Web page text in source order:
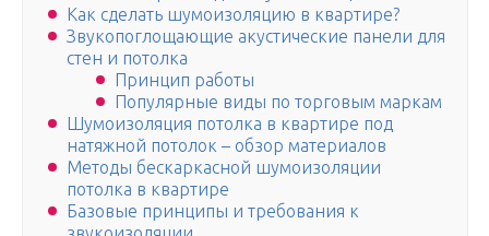
Как сделать шумоизоляцию в квартире?
Звукопоглощающие акустические панели для
стен и потолка
Принцип работы
Популярные виды по торговым маркам
Шумоизоляция потолка в квартире под
натяжной потолок – обзор материалов
Методы бескаркасной шумоизоляции
потолка в квартире
Базовые принципы и требования к